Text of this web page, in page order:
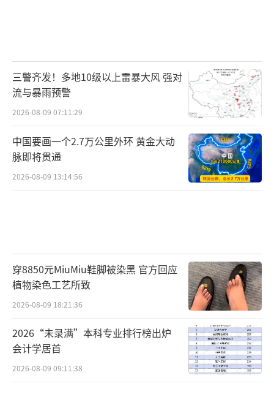
三警齐发！多地10级以上雷暴大风 强对
流与暴雨预警
2026-08-09 07:11:29
中国要画一个2.7万公里外环 黄金大动
脉即将贯通
2026-08-09 13:14:56
穿8850元MiuMiu鞋脚被染黑 官方回应
植物染色工艺所致
2026-08-09 18:21:36
2026“未录满”本科专业排行榜出炉
会计学居首
2026-08-09 09:11:38